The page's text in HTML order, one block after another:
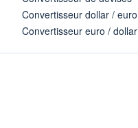
Convertisseur dollar / euro
Convertisseur euro / dollar